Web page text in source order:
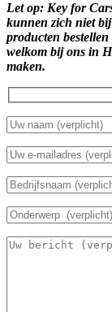
Let op: Key for
kunnen zich niet
producten bestellen
welkom bij ons in
maken.